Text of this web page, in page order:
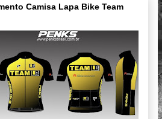
Camisa Lapa Bike Team